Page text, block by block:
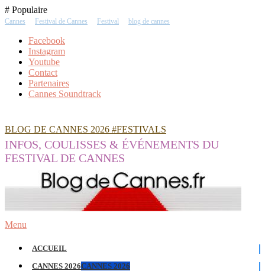
Skip
To
# Populaire
Cannes Festival de Cannes Festival blog de cannes
Facebook
Instagram
Youtube
Contact
Partenaires
Cannes Soundtrack
BLOG DE CANNES 2026 #FESTIVALS
INFOS, COULISSES & ÉVÉNEMENTS DU
FESTIVAL DE CANNES
Menu
ACCUEIL
CANNES 2026CANNES 2026